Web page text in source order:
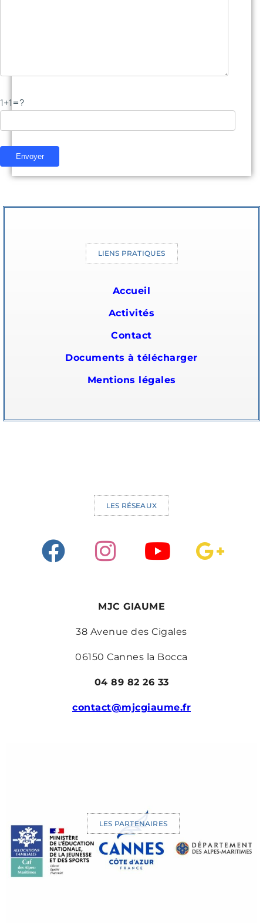
1+1=?
LIENS PRATIQUES
Accueil
Activités
Contact
Documents à télécharger
Mentions légales
LES RÉSEAUX
MJC GIAUME
38 Avenue des Cigales
06150 Cannes la Bocca
04 89 82 26 33
contact@mjcgiaume.fr
LES PARTENAIRES